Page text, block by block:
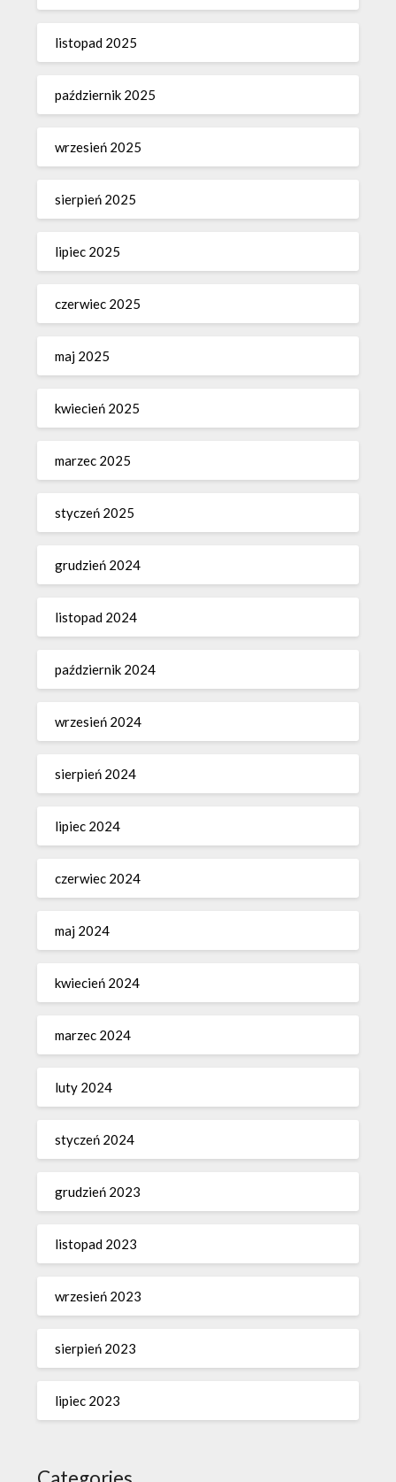
listopad 2025
październik 2025
wrzesień 2025
sierpień 2025
lipiec 2025
czerwiec 2025
maj 2025
kwiecień 2025
marzec 2025
styczeń 2025
grudzień 2024
listopad 2024
październik 2024
wrzesień 2024
sierpień 2024
lipiec 2024
czerwiec 2024
maj 2024
kwiecień 2024
marzec 2024
luty 2024
styczeń 2024
grudzień 2023
listopad 2023
wrzesień 2023
sierpień 2023
lipiec 2023